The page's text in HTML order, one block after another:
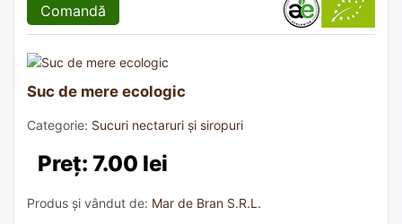
Comandă
Suc de mere ecologic
Categorie: Sucuri nectaruri și siropuri
Preț: 7.00 lei
Produs și vândut de: Mar de Bran S.R.L.